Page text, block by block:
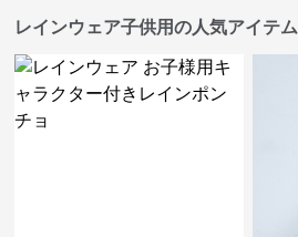
レインウェア子供用の人気アイテム